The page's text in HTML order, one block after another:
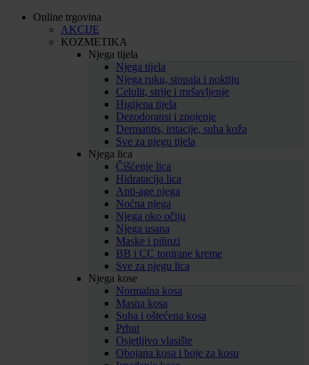
Online trgovina
AKCIJE
KOZMETIKA
Njega tijela
Njega tijela
Njega ruku, stopala i noktiju
Celulit, strije i mršavljenje
Higijena tijela
Dezodoransi i znojenje
Dermatitis, iritacije, suha koža
Sve za njegu tijela
Njega lica
Čišćenje lica
Hidratacija lica
Anti-age njega
Noćna njega
Njega oko očiju
Njega usana
Maske i pilinzi
BB i CC tonirane kreme
Sve za njegu lica
Njega kose
Normalna kosa
Masna kosa
Suha i oštećena kosa
Prhut
Osjetljivo vlasište
Obojana kosa i boje za kosu